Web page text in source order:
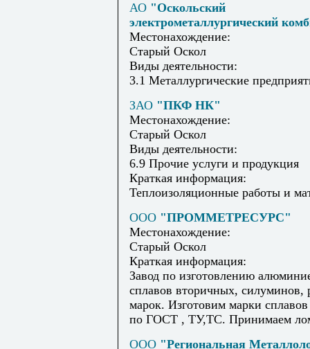
АО "Оскольский
электрометаллургический
Местонахождение:
Старый Оскол
Виды деятельности:
3.1 Металлургические
ЗАО "ПКФ НК"
Местонахождение:
Старый Оскол
Виды деятельности:
6.9 Прочие услуги и продукция
Краткая информация:
Теплоизоляционные работы и
ООО "ПРОММЕТРЕСУРС"
Местонахождение:
Старый Оскол
Краткая информация:
Завод по изготовлению
сплавов вторичных, силуминов,
марок. Изготовим марки сплавов
по ГОСТ , ТУ,ТС. Принимаем
ООО "Региональная